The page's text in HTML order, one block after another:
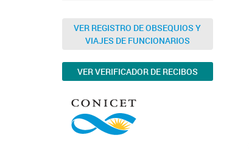
VER REGISTRO DE OBSEQUIOS Y
VIAJES DE FUNCIONARIOS
VER VERIFICADOR DE RECIBOS